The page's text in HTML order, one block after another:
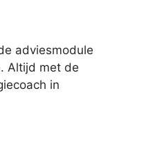
adviesmodule
Altijd met de
in